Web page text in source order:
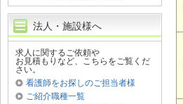
法人・施設様へ
求人に関するご依頼や
お見積もりなど、こちらをご覧くだ
さい。
看護師をお探しのご担当者様
ご紹介職種一覧